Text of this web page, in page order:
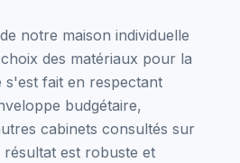
notre maison individuelle
des matériaux pour la
s'est fait en respectant
budgétaire,
cabinets consultés sur
est robuste et